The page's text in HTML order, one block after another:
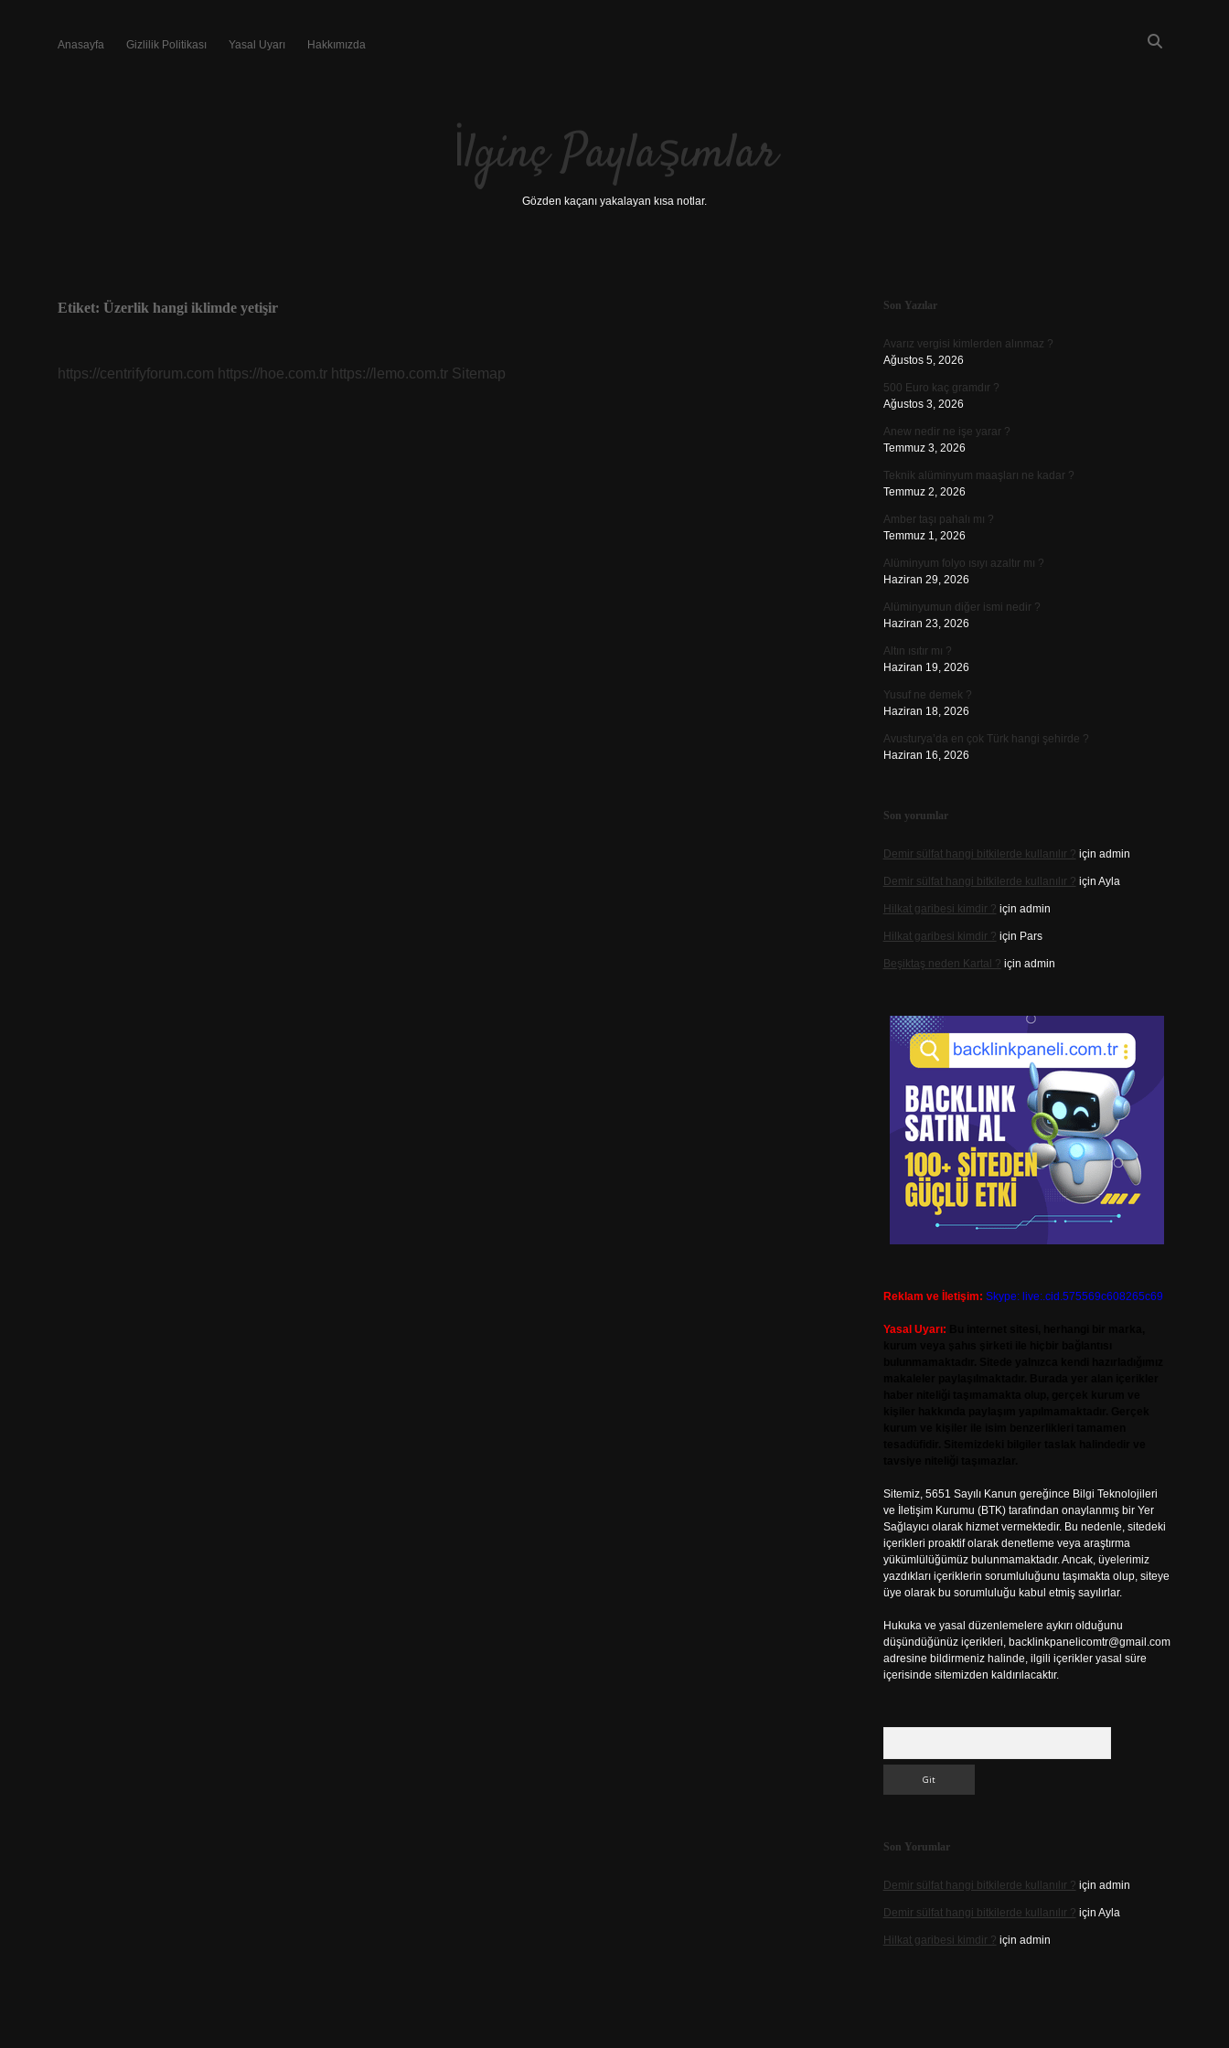
Anasayfa Gizlilik Politikası Yasal Uyarı Hakkımızda
İlginç Paylaşımlar
Gözden kaçanı yakalayan kısa notlar.
Etiket: Üzerlik hangi iklimde yetişir
https://centrifyforum.com https://hoe.com.tr https://lemo.com.tr Sitemap
Sidebar
Son Yazılar
Avarız vergisi kimlerden alınmaz ?
Ağustos 5, 2026
500 Euro kaç gramdır ?
Ağustos 3, 2026
Anew nedir ne işe yarar ?
Temmuz 3, 2026
Teknik alüminyum maaşları ne kadar ?
Temmuz 2, 2026
Amber taşı pahalı mı ?
Temmuz 1, 2026
Alüminyum folyo ısıyı azaltır mı ?
Haziran 29, 2026
Alüminyumun diğer ismi nedir ?
Haziran 23, 2026
Altın ısıtır mı ?
Haziran 19, 2026
Yusuf ne demek ?
Haziran 18, 2026
Avusturya’da en çok Türk hangi şehirde ?
Haziran 16, 2026
Son yorumlar
Demir sülfat hangi bitkilerde kullanılır ? için admin
Demir sülfat hangi bitkilerde kullanılır ? için Ayla
Hilkat garibesi kimdir ? için admin
Hilkat garibesi kimdir ? için Pars
Beşiktaş neden Kartal ? için admin
Reklam ve İletişim: Skype: live:.cid.575569c608265c69
Yasal Uyarı:
Sitemiz, 5651 Sayılı Kanun gereğince Bilgi Teknolojileri
ve İletişim Kurumu (BTK) tarafından onaylanmış bir Yer
Sağlayıcı olarak hizmet vermektedir. Bu nedenle, sitedeki
içerikleri proaktif olarak denetleme veya araştırma
yükümlülüğümüz bulunmamaktadır. Ancak, üyelerimiz
yazdıkları içeriklerin sorumluluğunu taşımakta olup, siteye
üye olarak bu sorumluluğu kabul etmiş sayılırlar.
Hukuka ve yasal düzenlemelere aykırı olduğunu
düşündüğünüz içerikleri, backlinkpanelicomtr@gmail.com
adresine bildirmeniz halinde, ilgili içerikler yasal süre
içerisinde sitemizden kaldırılacaktır.
Son Yorumlar
Demir sülfat hangi bitkilerde kullanılır ? için admin
Demir sülfat hangi bitkilerde kullanılır ? için Ayla
Hilkat garibesi kimdir ? için admin